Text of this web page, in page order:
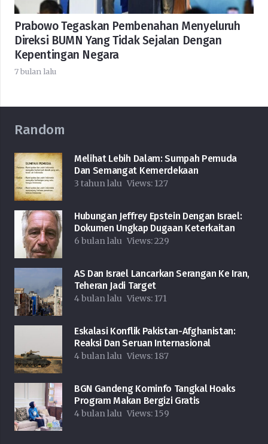
Prabowo Tegaskan Pembenahan Menyeluruh
Direksi BUMN Yang Tidak Sejalan Dengan
Kepentingan Negara
7 bulan lalu
Random
Melihat Lebih Dalam: Sumpah Pemuda
Dan Semangat Kemerdekaan
3 tahun lalu Views: 127
Hubungan Jeffrey Epstein Dengan Israel:
Dokumen Ungkap Dugaan Keterkaitan
6 bulan lalu Views:229
AS Dan Israel Lancarkan Serangan Ke Iran,
Teheran Jadi Target
4 bulan lalu Views: 171
Eskalasi Konflik Pakistan-Afghanistan:
Reaksi Dan Seruan Internasional
4 bulan lalu Views: 187
BGN Gandeng Kominfo Tangkal Hoaks
Program Makan Bergizi Gratis
4 bulan lalu Views: 159